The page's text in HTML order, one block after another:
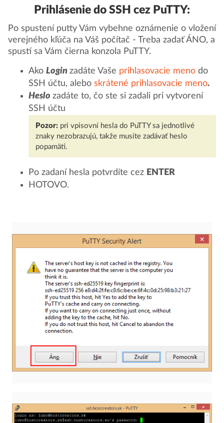
Prihlásenie do SSH cez PuTTY:
Po spustení putty Vám vybehne oznámenie o vložení
verejného kľúča na Váš počítač - Treba zadať ÁNO, a
spustí sa Vám čierna konzola PuTTY.
Ako Login zadáte Vaše prihlasovacie menodo
SSH účtu, alebo skrátené prihlasovacie meno.
Heslo zadáte to, čo ste si zadali pri vytvorení
SSH účtu
Pozor: pri vpisovní hesla do PuTTY sa jednotlivé
znaky nezobrazujú, takže musíte zadávať heslo
popamäti.
Po zadaní hesla potvrdíte cez ENTER
HOTOVO.